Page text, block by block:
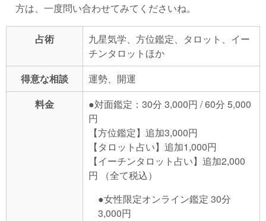
方は、一度問い合わせてみてくださいね。
占術
九星気学、方位鑑定、タロット、イー
チンタロットほか
得意な相談
運勢、開運
料金
●対面鑑定：30分 3,000円 / 60分 5,000
円
【方位鑑定】追加3,000円
【タロット占い】追加1,000円
【イーチンタロット占い】追加2,000
円 （全て税込）
●女性限定オンライン鑑定 30分
3,000円